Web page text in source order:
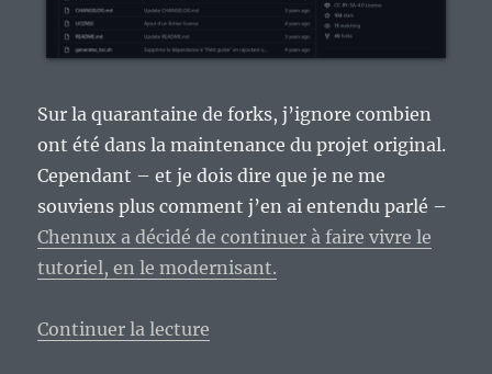
Sur la quarantaine de forks, j’ignore combien
ont été dans la maintenance du projet original.
Cependant – et je dois dire que je ne me
souviens plus comment j’en ai entendu parlé –
Chennux a décidé de continuer à faire vivre le
tutoriel, en le modernisant.
Continuer la lecture